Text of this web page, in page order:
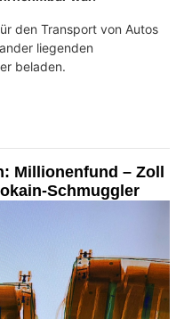
den Transport von Autos
liegenden
beladen.
Millionenfund – Zoll
Schmuggler